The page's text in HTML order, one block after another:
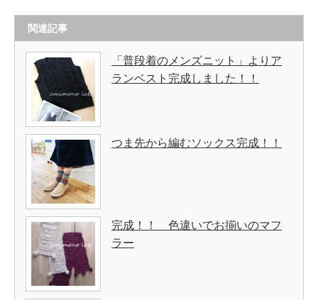
関連記事
「普段着のメンズニット」よりア
ランベスト完成しました！！
つま先から編むソックス完成！！
完成！！ 色違いでお揃いのマフ
ラー